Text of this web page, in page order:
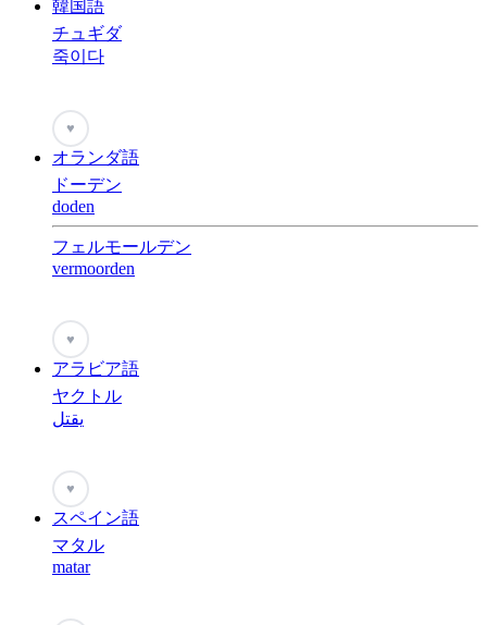
韓国語
チュギダ
죽이다
♥
オランダ語
ドーデン
doden
フェルモールデン
vermoorden
♥
アラビア語
ヤクトル
يقتل
♥
スペイン語
マタル
matar